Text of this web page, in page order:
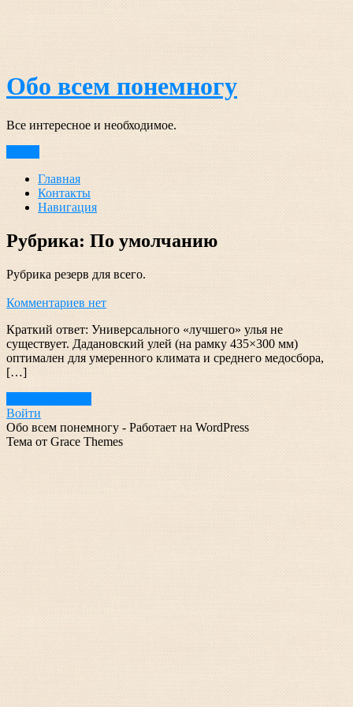
Обо всем понемногу
Все интересное и необходимое.
Главная
Контакты
Навигация
Рубрика: По умолчанию
Рубрика резерв для всего.
Комментариев нет
Краткий ответ: Универсального «лучшего» улья не
существует. Дадановский улей (на рамку 435×300 мм)
оптимален для умеренного климата и среднего медосбора,
[…]
Войти
Обо всем понемногу - Работает на WordPress
Тема от Grace Themes